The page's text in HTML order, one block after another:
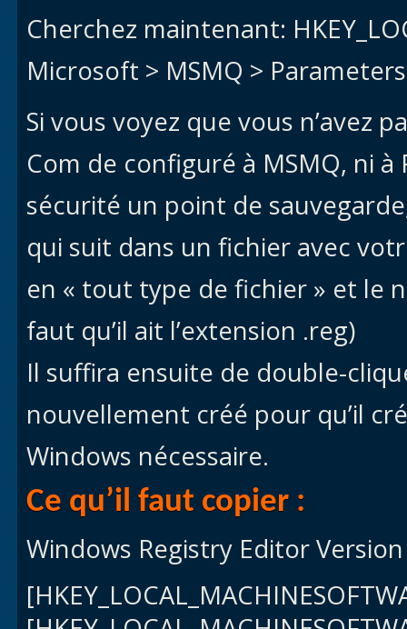
Cherchez maintenant:
Microsoft > MSMQ > Parameters
Si vous voyez que vous n’avez
Com de configuré à MSMQ, ni
sécurité un point de
qui suit dans un fichier avec
en « tout type de fichier » et le
faut qu’il ait l’extension .reg)
Il suffira ensuite de double-
nouvellement créé pour qu’il
Windows nécessaire.
Ce qu’il faut copier :
Windows Registry Editor